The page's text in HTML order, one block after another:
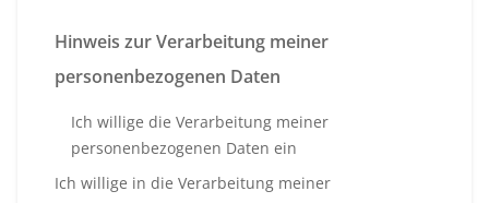
Hinweis zur Verarbeitung meiner
personenbezogenen Daten
Ich willige die Verarbeitung meiner
personenbezogenen Daten ein
Ich willige in die Verarbeitung meiner